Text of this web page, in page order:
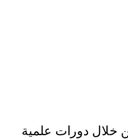
خلال دورات علمية